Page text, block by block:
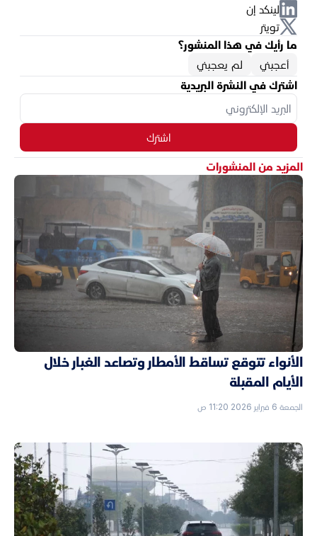
لينكد إن
تويتر
ما رأيك في هذا المنشور؟
أعجبني
لم يعجبني
اشترك في النشرة البريدية
اشترك
المزيد من المنشورات
الأنواء تتوقع تساقط الأمطار وتصاعد الغبار خلال
الأيام المقبلة
الجمعة 6 فبراير 2026 11:20 ص